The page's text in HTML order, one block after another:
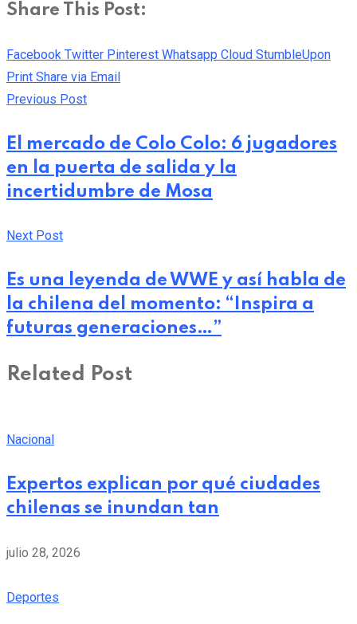
Share This Post:
Facebook Twitter Pinterest Whatsapp Cloud StumbleUpon
Print Share via Email
Previous Post
El mercado de Colo Colo: 6 jugadores
en la puerta de salida y la
incertidumbre de Mosa
Next Post
Es una leyenda de WWE y así habla de
la chilena del momento: “Inspira a
futuras generaciones…”
Related Post
Nacional
Expertos explican por qué ciudades
chilenas se inundan tan
julio 28, 2026
Deportes